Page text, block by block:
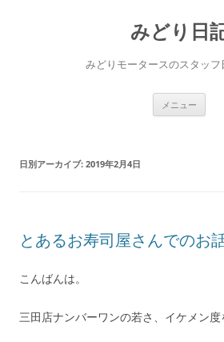
みどり日
みどりモータースのスタッフ
メニュー
日別アーカイブ: 2019年2月4日
とあるお寿司屋さんでのお話
こんばんは。
三田店ナンバーワンの若さ、イケメン度